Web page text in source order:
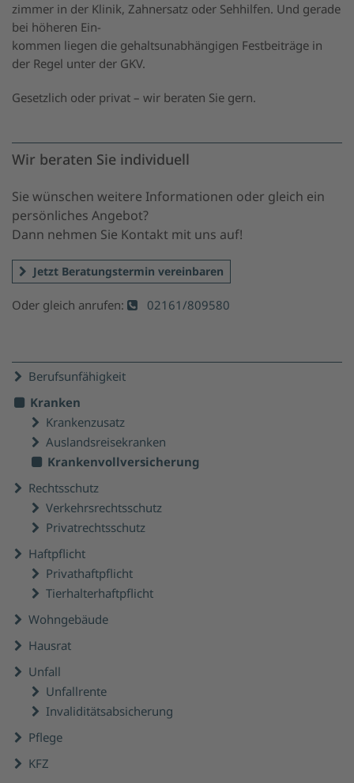
zimmer in der Klinik, Zahnersatz oder Sehhilfen. Und gerade
bei höheren Ein-
kommen liegen die gehaltsunabhängigen Festbeiträge in
der Regel unter der GKV.
Gesetzlich oder privat – wir beraten Sie gern.
Wir beraten Sie individuell
Sie wünschen weitere Informationen oder gleich ein
persönliches Angebot?
Dann nehmen Sie Kontakt mit uns auf!
Jetzt Beratungstermin vereinbaren
Oder gleich anrufen: 02161/809580
Berufsunfähigkeit
Kranken
Krankenzusatz
Auslandsreisekranken
Krankenvollversicherung
Rechtsschutz
Verkehrsrechtsschutz
Privatrechtsschutz
Haftpflicht
Privathaftpflicht
Tierhalterhaftpflicht
Wohngebäude
Hausrat
Unfall
Unfallrente
Invaliditätsabsicherung
Pflege
KFZ